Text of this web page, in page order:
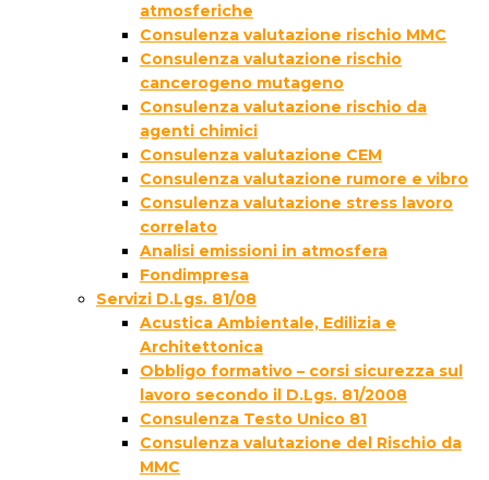
atmosferiche
Consulenza valutazione rischio MMC
Consulenza valutazione rischio
cancerogeno mutageno
Consulenza valutazione rischio da
agenti chimici
Consulenza valutazione CEM
Consulenza valutazione rumore e vibro
Consulenza valutazione stress lavoro
correlato
Analisi emissioni in atmosfera
Fondimpresa
Servizi D.Lgs. 81/08
Acustica Ambientale, Edilizia e
Architettonica
Obbligo formativo – corsi sicurezza sul
lavoro secondo il D.Lgs. 81/2008
Consulenza Testo Unico 81
Consulenza valutazione del Rischio da
MMC